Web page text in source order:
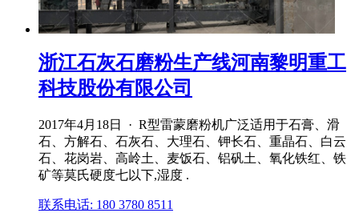
浙江石灰石磨粉生产线河南黎明重工
科技股份有限公司
2017年4月18日 · R型雷蒙磨粉机广泛适用于石膏、滑
石、方解石、石灰石、大理石、钾长石、重晶石、白云
石、花岗岩、高岭土、麦饭石、铝矾土、氧化铁红、铁
矿等莫氏硬度七以下,湿度 .
联系电话: 180 3780 8511